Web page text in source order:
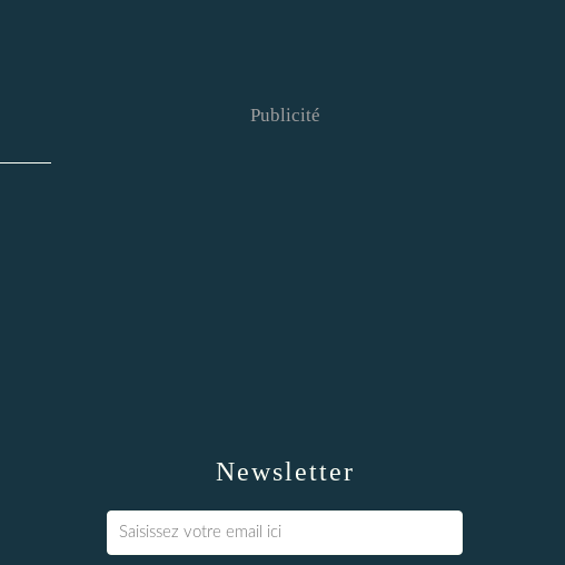
Newsletter
Publicité